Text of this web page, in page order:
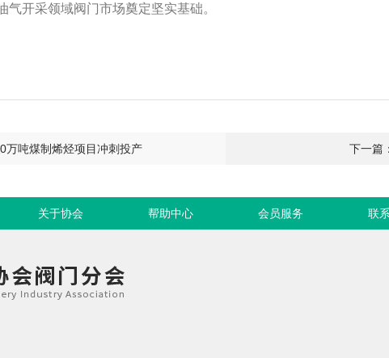
开采领域阀门市场奠定坚实基础。
万吨煤制烯烃项目冲刺投产 下一篇
关于协会 帮助中心 会员服务 联